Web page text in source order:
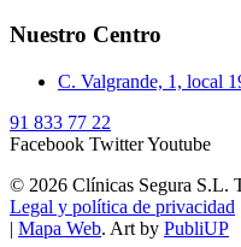
Nuestro Centro
C. Valgrande, 1, local
91 833 77 22
Facebook TwitterYoutube
© 2026 Clínicas Segura S.L.
Legal y política de privacidad
| Mapa Web. Art by PubliUP